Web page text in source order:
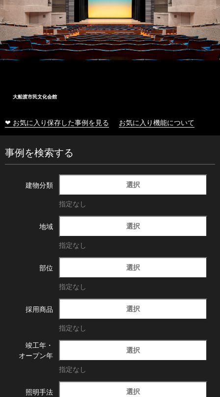
大船渡市民文化会館
❤ お気に入り保存した事例を見る お気に入り機能について
事例を検索する
建物分類 選択
指定なし
地域 選択
指定なし
部位 選択
指定なし
採用商品 選択
指定なし
竣工年・
オープン年
選択
指定なし
照明手法 選択